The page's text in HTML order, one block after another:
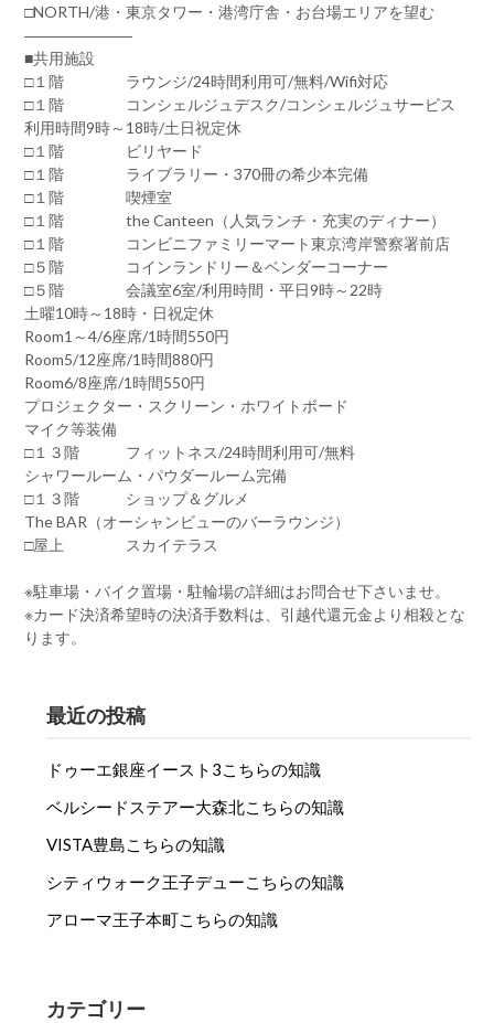
□NORTH/港・東京タワー・港湾庁舎・お台場エリアを望む
―――――――
■共用施設
□１階 ラウンジ/24時間利用可/無料/Wifi対応
□１階 コンシェルジュデスク/コンシェルジュサービス
利用時間9時～18時/土日祝定休
□１階 ビリヤード
□１階 ライブラリー・370冊の希少本完備
□１階 喫煙室
□１階 the Canteen（人気ランチ・充実のディナー）
□１階 コンビニファミリーマート東京湾岸警察署前店
□５階 コインランドリー＆ベンダーコーナー
□５階 会議室6室/利用時間・平日9時～22時
土曜10時～18時・日祝定休
Room1～4/6座席/1時間550円
Room5/12座席/1時間880円
Room6/8座席/1時間550円
プロジェクター・スクリーン・ホワイトボード
マイク等装備
□１３階 フィットネス/24時間利用可/無料
シャワールーム・パウダールーム完備
□１３階 ショップ＆グルメ
The BAR（オーシャンビューのバーラウンジ）
□屋上 スカイテラス
※駐車場・バイク置場・駐輪場の詳細はお問合せ下さいませ。
※カード決済希望時の決済手数料は、引越代還元金より相殺とな
ります。
最近の投稿
ドゥーエ銀座イースト3こちらの知識
ベルシードステアー大森北こちらの知識
VISTA豊島こちらの知識
シティウォーク王子デューこちらの知識
アローマ王子本町こちらの知識
カテゴリー